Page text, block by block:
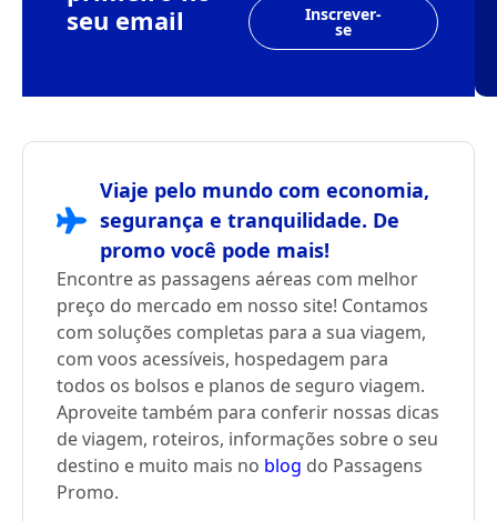
seu email
Inscrever-
se
Viaje pelo mundo com economia,
segurança e tranquilidade. De
promo você pode mais!
Encontre as passagens aéreas com melhor
preço do mercado em nosso site! Contamos
com soluções completas para a sua viagem,
com voos acessíveis, hospedagem para
todos os bolsos e planos de seguro viagem.
Aproveite também para conferir nossas dicas
de viagem, roteiros, informações sobre o seu
destino e muito mais no blog do Passagens
Promo.